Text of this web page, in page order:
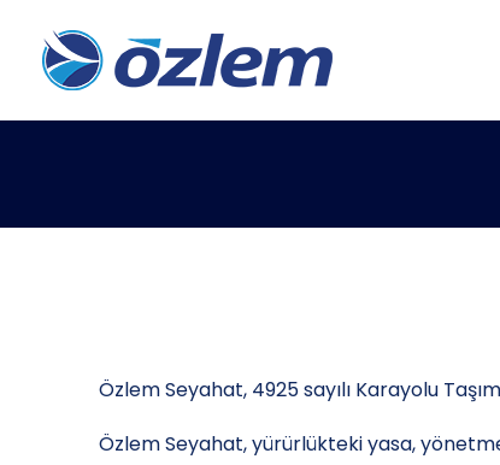
Özlem Seyahat, 4925 sayılı Karayolu
Özlem Seyahat, yürürlükteki yasa,